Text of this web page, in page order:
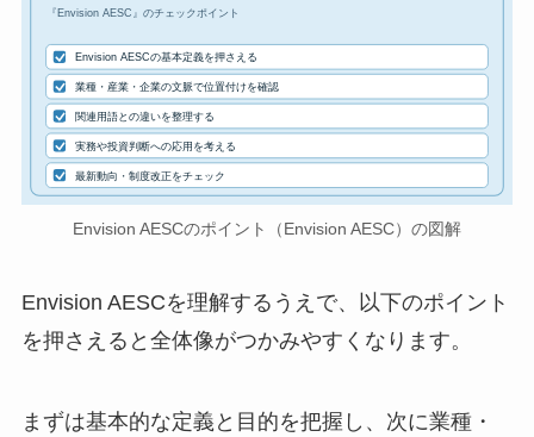
『Envision AESC』のチェックポイント
Envision AESCの基本定義を押さえる
業種・産業・企業の文脈で位置付けを確認
関連用語との違いを整理する
実務や投資判断への応用を考える
最新動向・制度改正をチェック
Envision AESCのポイント（Envision AESC）の図解
Envision AESCを理解するうえで、以下のポイント
を押さえると全体像がつかみやすくなります。
まずは基本的な定義と目的を把握し、次に業種・